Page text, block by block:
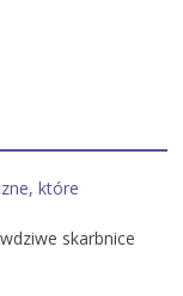
które
skarbnice